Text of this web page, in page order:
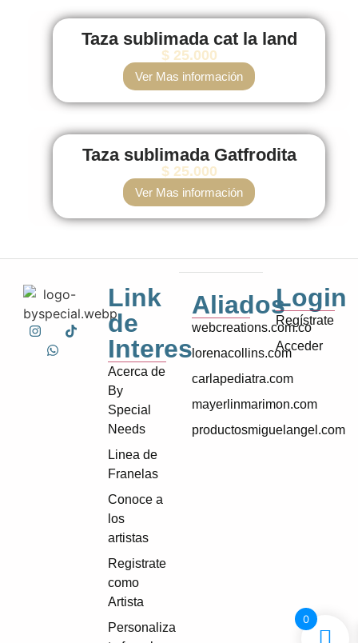
Taza sublimada cat la land
$25.000
Ver Mas información
Taza sublimada Gatfrodita
$25.000
Ver Mas información
Link
de
Interes
Acerca de
By
Special
Needs
Linea de
Franelas
Conoce a
los
artistas
Registrate
como
Artista
Personaliza
Aliados
webcreations.com.co
lorenacollins.com
carlapediatra.com
mayerlinmarimon.com
productosmiguelangel.com
Login
Regístrate
Acceder
0